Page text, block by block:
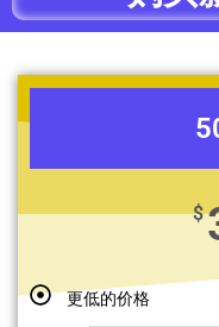
$
更低的价格